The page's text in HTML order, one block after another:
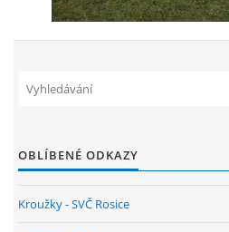
OBLÍBENÉ ODKAZY
Kroužky - SVČ Rosice